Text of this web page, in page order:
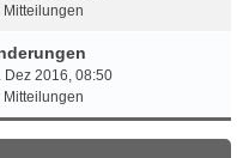
Dez 2016, 08:50